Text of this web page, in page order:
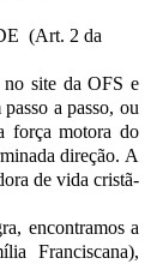
(Art. 2 da
site da OFS e
a passo, ou
força motora do
direção. A
de vida cristã-
encontramos a
Franciscana),